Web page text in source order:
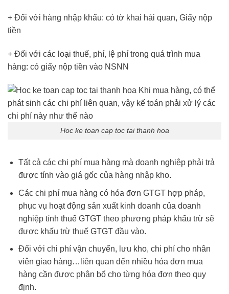
+ Đối với hàng nhập khẩu: có tờ khai hải quan, Giấy nộp
tiền
+ Đối với các loại thuế, phí, lệ phí trong quá trình mua
hàng: có giấy nộp tiền vào NSNN
Hoc ke toan cap toc tai thanh hoa
Tất cả các chi phí mua hàng mà doanh nghiệp phải trả
được tính vào giá gốc của hàng nhập kho.
Các chi phí mua hàng có hóa đơn GTGT hợp pháp,
phục vụ hoạt động sản xuất kinh doanh của doanh
nghiệp tính thuế GTGT theo phương pháp khấu trừ sẽ
được khấu trừ thuế GTGT đầu vào.
Đối với chi phí vận chuyển, lưu kho, chi phí cho nhân
viên giao hàng…liên quan đến nhiều hóa đơn mua
hàng cần được phân bổ cho từng hóa đơn theo quy
định.